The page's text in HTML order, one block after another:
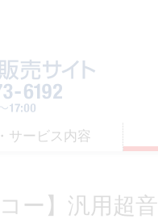
サービス内容
| キヤノン株式会社
コー】汎用超